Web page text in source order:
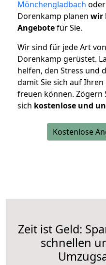
Mönchengladbach oder
Dorenkamp planen wir
Angebotefür Sie.
Wir sind für jede Art
Dorenkamp gerüstet.
helfen, den Stress und
damit Sie sich auf
freuen können. Zögern
sich kostenlose und
Kostenlose
Zeit ist Geld:
schnellen